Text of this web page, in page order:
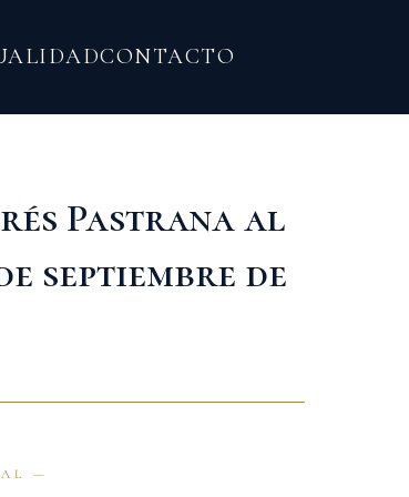
CONTACTO
Pastrana al
septiembre de